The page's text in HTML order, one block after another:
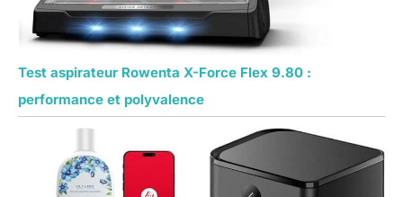
Test aspirateur Rowenta X-Force Flex 9.80 :
performance et polyvalence